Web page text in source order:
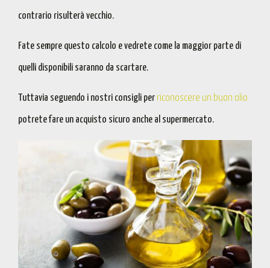
contrario risulterà vecchio.
Fate sempre questo calcolo e vedrete come la maggior parte di
quelli disponibili saranno da scartare.
Tuttavia seguendo i nostri consigli per riconoscere un buon olio
potrete fare un acquisto sicuro anche al supermercato.